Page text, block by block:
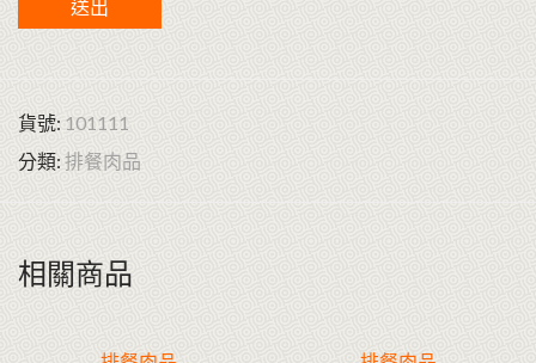
貨號: 101111
分類: 排餐肉品
相關商品